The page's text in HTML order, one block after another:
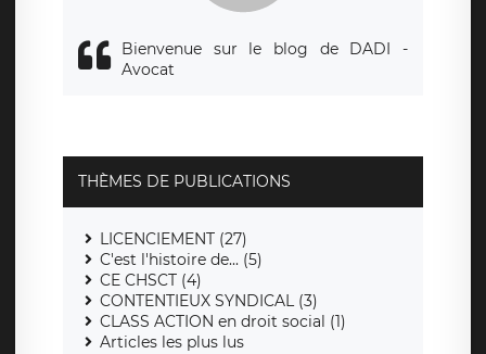
Bienvenue sur le blog de DADI -
Avocat
THÈMES DE PUBLICATIONS
LICENCIEMENT (27)
C'est l'histoire de... (5)
CE CHSCT (4)
CONTENTIEUX SYNDICAL (3)
CLASS ACTION en droit social (1)
Articles les plus lus